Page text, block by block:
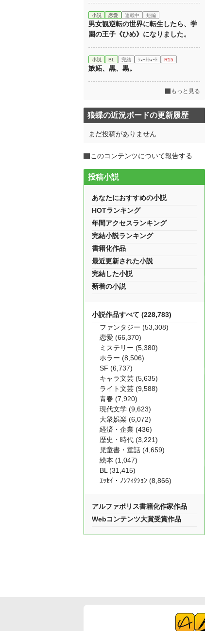
小説 恋愛 連載中 短編
男女観逆転の世界に転生したら、学
園の王子《ひめ》になりました。
小説 BL 完結 ｼｮｰﾄｼｮｰﾄ R15
嫉妬、黒、黒。
もっと見る
狼蝶の近況ボードの更新履歴
まだ投稿がありません
このコンテンツについて報告する
投稿小説
あなたにおすすめの小説
HOTランキング
年間アクセスランキング
完結小説ランキング
書籍化作品
最近更新された小説
完結した小説
新着の小説
小説作品すべて (228,783)
ファンタジー (53,308)
恋愛 (66,370)
ミステリー (5,380)
ホラー (8,506)
SF (6,737)
キャラ文芸 (5,635)
ライト文芸 (9,588)
青春 (7,920)
現代文学 (9,623)
大衆娯楽 (6,072)
経済・企業 (436)
歴史・時代 (3,221)
児童書・童話 (4,659)
絵本 (1,047)
BL (31,415)
ｴｯｾｲ・ﾉﾝﾌｨｸｼｮﾝ (8,866)
アルファポリス書籍化作家作品
Webコンテンツ大賞受賞作品